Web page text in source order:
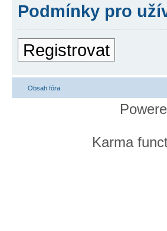
Podmínky pro
Registrovat
Obsah fóra
Karma